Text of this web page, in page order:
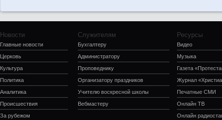
Новости
Главные новости
Церковь
Культура
Политика
Аналитика
Происшествия
За рубежом
Служителям
Бухгалтеру
Администратору
Проповеднику
Организатору праздников
Учителю воскресной школы
Вебмастеру
Ресурсы
Видео
Музыка
Газета
Журнал
Печатные СМИ
Онлайн ТВ
Онлайн